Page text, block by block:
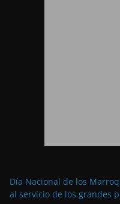
Día Nacional de los
al servicio de los grandes